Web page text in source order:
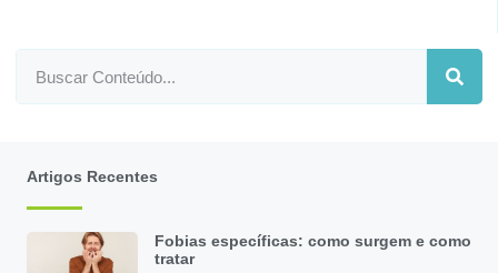
Artigos Recentes
Fobias específicas: como surgem e como
tratar